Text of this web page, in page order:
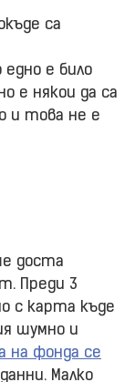
са
е било
е някои да са
и това не е
доста
Преди 3
с карта къде
шумно и
на фонда се
Малко